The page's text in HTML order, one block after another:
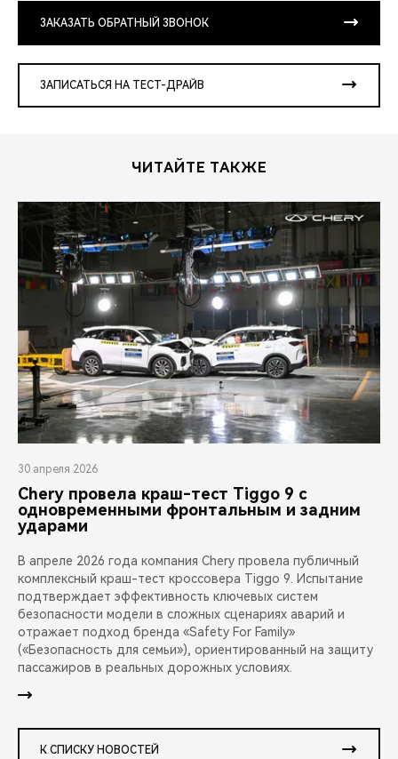
ЗАКАЗАТЬ ОБРАТНЫЙ ЗВОНОК
ЗАПИСАТЬСЯ НА ТЕСТ-ДРАЙВ
ЧИТАЙТЕ ТАКЖЕ
30 апреля 2026
Chery провела краш-тест Tiggo 9 с
одновременными фронтальным и задним
ударами
В апреле 2026 года компания Chery провела публичный
комплексный краш-тест кроссовера Tiggo 9. Испытание
подтверждает эффективность ключевых систем
безопасности модели в сложных сценариях аварий и
отражает подход бренда «Safety For Family»
(«Безопасность для семьи»), ориентированный на защиту
пассажиров в реальных дорожных условиях.
К СПИСКУ НОВОСТЕЙ